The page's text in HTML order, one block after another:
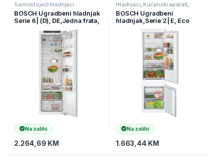
Samostojeći hladnjaci
BOSCH Ugradbeni hladnjak
Serie 6| (D), DE,Jedna frata,
VitaFresh XXL : ( KIR81ADD0
Na zalihi
2.264,69 KM
Hladnjaci Kućanski aparati
Samostojeći hladnjaci
BOSCH Ugradbeni
hladnjak,Serie 2| E, Eco
Airflow,177cmH:200L,
Z:70L,5 polica, ( KIV87NSE0
Na zalihi
1.663,44 KM